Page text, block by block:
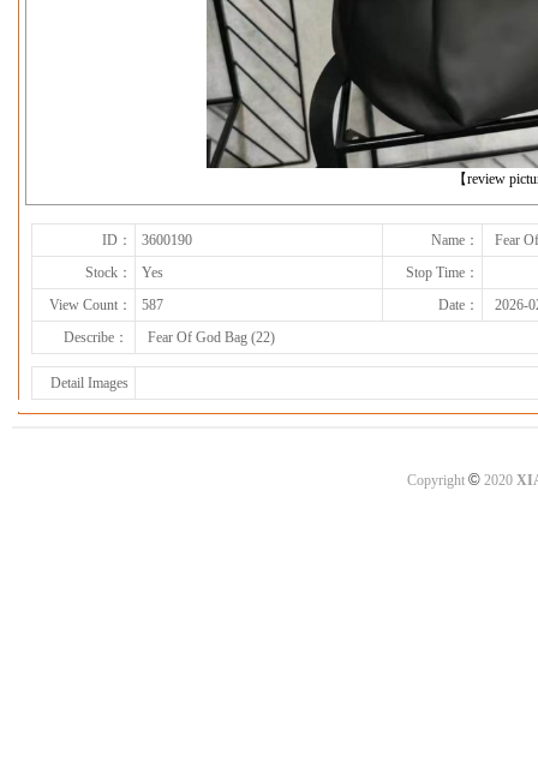
【review
下一张
ID： 3600190 Name：
Fear
Stock：
Yes
Stop Time：
View Count：
587 Date：
2026-
Describe：
Fear Of God Bag (22)
Detail Images
Copyright ©2020